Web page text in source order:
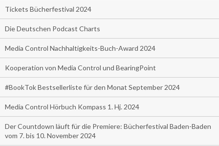
Tickets Bücherfestival 2024
Die Deutschen Podcast Charts
Media Control Nachhaltigkeits-Buch-Award 2024
Kooperation von Media Control und BearingPoint
#BookTok Bestsellerliste für den Monat September 2024
Media Control Hörbuch Kompass 1. Hj. 2024
Der Countdown läuft für die Premiere: Bücherfestival Baden-Baden
vom 7. bis 10. November 2024